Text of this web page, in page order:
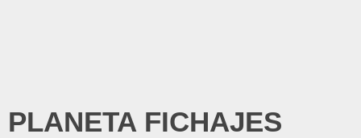
PLANETA FICHAJES